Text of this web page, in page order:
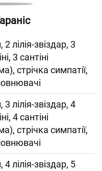
2 лілія-звіздар, 3
3 сантіні
стрічка симпатії,
3 лілія-звіздар, 4
4 сантіні
стрічка симпатії,
4 лілія-звіздар, 5